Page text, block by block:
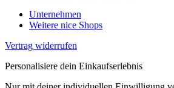
Unternehmen
Weitere nice Shops
Vertrag widerrufen
Personalisiere dein Einkaufserlebnis